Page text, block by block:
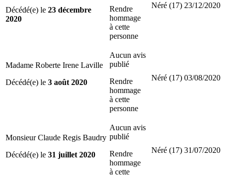
Décédé(e) le 23 décembre
2020
Rendre
hommage
à cette
personne
Néré (17) 23/12/2020
Madame Roberte Irene Laville
Décédé(e) le 3 août 2020
Aucun avis
publié
Rendre
hommage
à cette
personne
Néré (17) 03/08/2020
Monsieur Claude Regis Baudry
Décédé(e) le 31 juillet 2020
Aucun avis
publié
Rendre
hommage
à cette
Néré (17) 31/07/2020